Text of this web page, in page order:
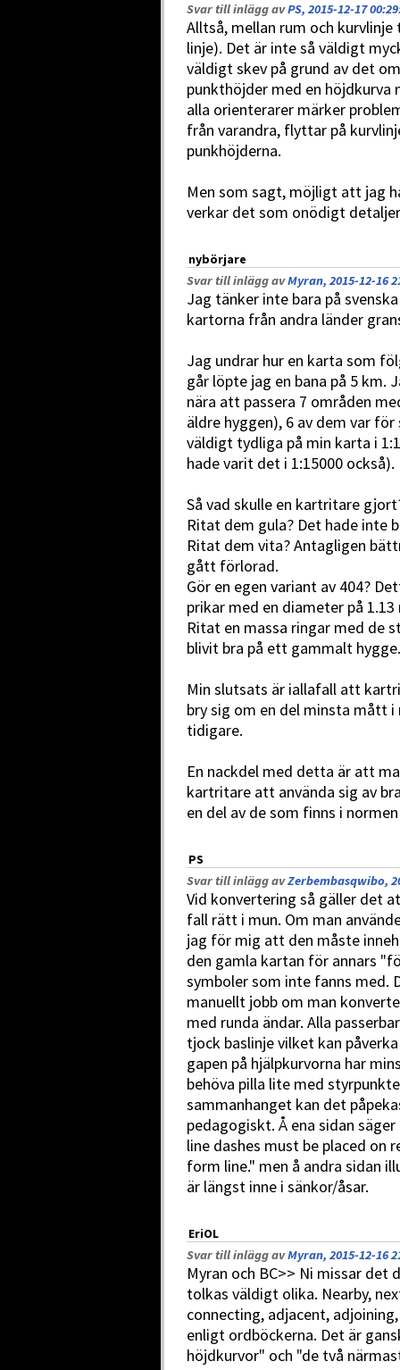
Svar till inlägg avPS, 2015-12-17 00:29
Alltså, mellan rum och
linje). Det är inte så väldigt
väldigt skev på grund av det
punkthöjder med en höjdkurva
alla orienterarer märker
från varandra, flyttar på
punkhöjderna.
Men som sagt, möjligt att jag
verkar det som onödigt
nybörjare
Svar till inlägg avMyran, 2015-12-16
Jag tänker inte bara på
kartorna från andra länder
Jag undrar hur en karta som
går löpte jag en bana på 5 km.
nära att passera 7 områden
äldre hyggen), 6 av dem var
väldigt tydliga på min karta i
hade varit det i 1:15000 också).
Så vad skulle en kartritare
Ritat dem gula? Det hade inte
Ritat dem vita? Antagligen
gått förlorad.
Gör en egen variant av 404?
prikar med en diameter på 1.13
Ritat en massa ringar med de
blivit bra på ett gammalt hygge.
Min slutsats är iallafall att
bry sig om en del minsta mått
tidigare.
En nackdel med detta är att
kartritare att använda sig av
en del av de som finns i
PS
Svar till inlägg avZerbembasqwibo,
Vid konvertering så gäller det
fall rätt i mun. Om man
jag för mig att den måste
den gamla kartan för annars
symboler som inte fanns med.
manuellt jobb om man
med runda ändar. Alla
tjock baslinje vilket kan
gapen på hjälpkurvorna har
behöva pilla lite med
sammanhanget kan det
pedagogiskt. Å ena sidan
line dashes must be placed on
form line." men å andra sidan
är längst inne i sänkor/åsar.
EriOL
Svar till inlägg avMyran, 2015-12-16
Myran och BC>> Ni missar
tolkas väldigt olika. Nearby,
connecting, adjacent,
enligt ordböckerna. Det är
höjdkurvor" och "de två